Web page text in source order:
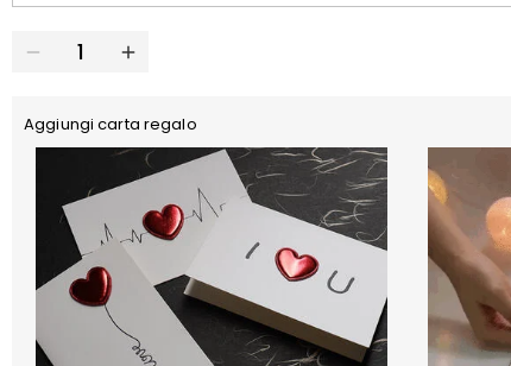
Aggiungi carta regalo